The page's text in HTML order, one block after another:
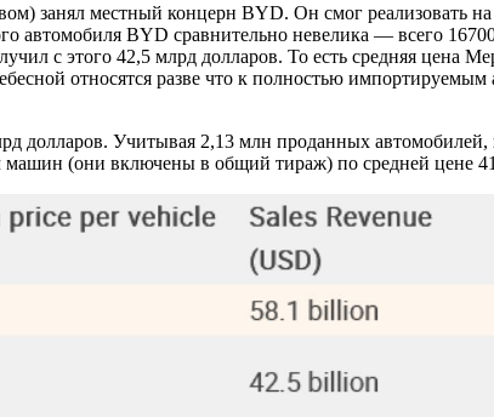
занял местный концерн BYD. Он смог реализовать
автомобиля BYD сравнительно невелика — всего
с этого 42,5 млрд долларов. То есть средняя цена
относятся разве что к полностью
долларов. Учитывая 2,13 млн проданных
(они включены в общий тираж) по средней цене